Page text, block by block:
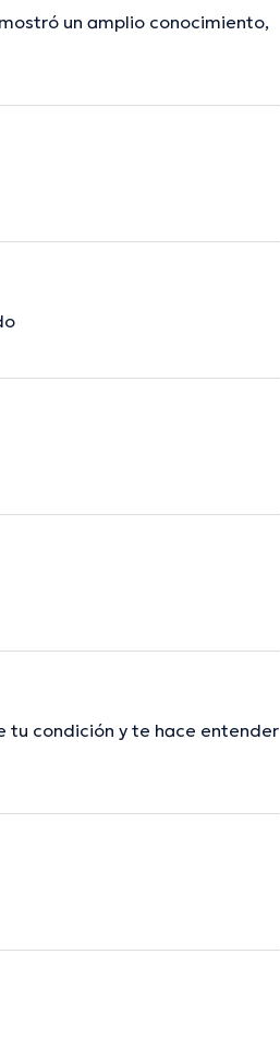
un amplio conocimiento,
tu condición y te hace entender